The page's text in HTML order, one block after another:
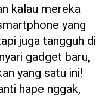
kalau mereka
yang
juga tangguh di
gadget baru,
yang satu ini!
hape nggak,